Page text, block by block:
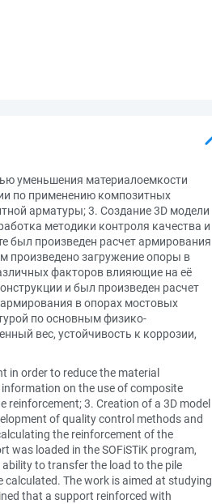
уменьшения материалоемкости
по применению композитных
арматуры; 3. Создание 3D модели
методики контроля качества и
был произведен расчет армирования
произведено загружение опоры в
факторов влияющие на её
и был произведен расчет
в опорах мостовых
по основным физико-
вес, устойчивость к коррозии,
order to reduce the material
on the use of composite
3. Creation of a 3D model
of quality control methods and
the reinforcement of the
was loaded in the SOFiSTiK program,
to transfer the load to the pile
The work is aimed at studying
that a support reinforced with